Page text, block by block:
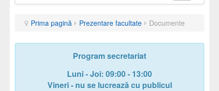
Prezentare facultate
Conducere
Comisii
Prima pagină Prezentare facultate Documente
Program secretariat
Luni - Joi: 09:00 - 13:00
Vineri - nu se lucrează cu publicul